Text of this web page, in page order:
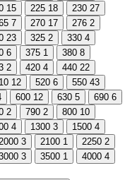
15 225 18 230 27
7 270 17 276 2
23 325 2 330 4
6 375 1 380 8
2 420 4 440 22
12 520 6 550 43
600 12 630 5 690 6
2 790 2 800 10
4 1300 3 1500 4
3 2100 1 2250 2
3 3500 1 4000 4